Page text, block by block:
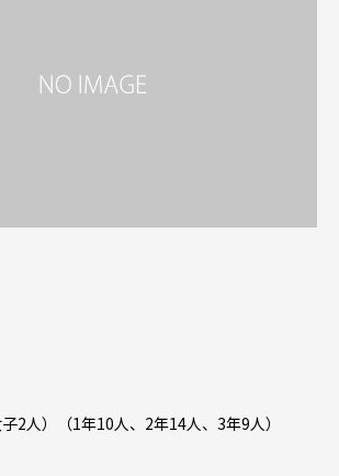
2人）（1年10人、2年14人、3年9人）